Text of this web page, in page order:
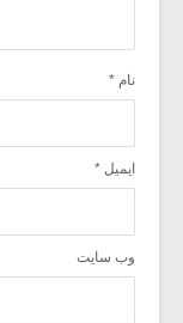
نام *
ایمیل *
وب‌ سایت